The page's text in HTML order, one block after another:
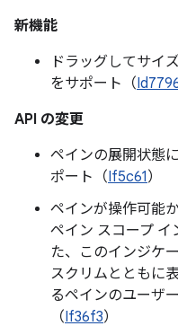
新機能
ドラッグしてサイ
をサポート（
API の変更
ペインの展開状態
ポート（If5c61）
ペインが操作可能
ペイン スコープ イ
た、このインジケ
スクリムとともに
るペインのユーザ
（If36f3）